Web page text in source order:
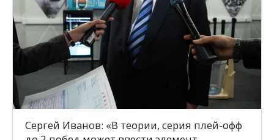
Сергей Иванов: «В теории, серия плей-офф